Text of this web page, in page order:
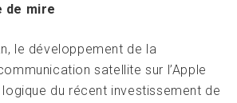
de mire
le développement de la
satellite sur l’Apple
du récent investissement de